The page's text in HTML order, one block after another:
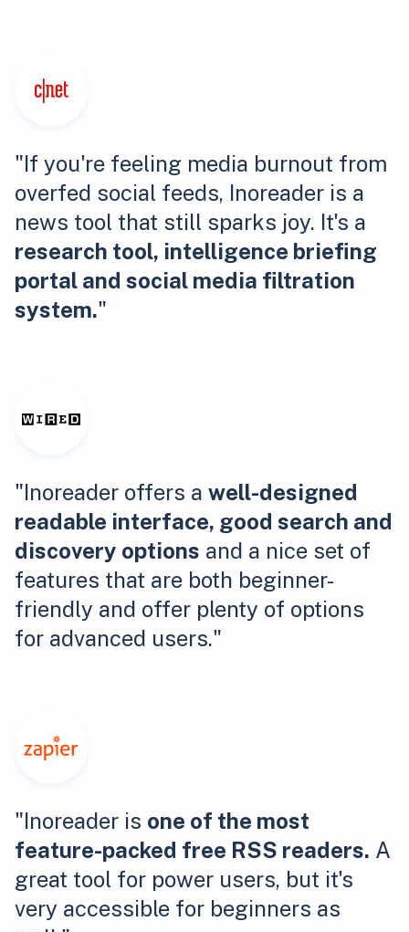
"If you're feeling media burnout from
overfed social feeds, Inoreader is a
news tool that still sparks joy. It's a
research tool, intelligence briefing
portal and social media filtration
system."
"Inoreader offers a well-designed
readable interface, good search and
discovery options and a nice set of
features that are both beginner-
friendly and offer plenty of options
for advanced users."
"Inoreader is one of the most
feature-packed free RSS readers. A
great tool for power users, but it's
very accessible for beginners as